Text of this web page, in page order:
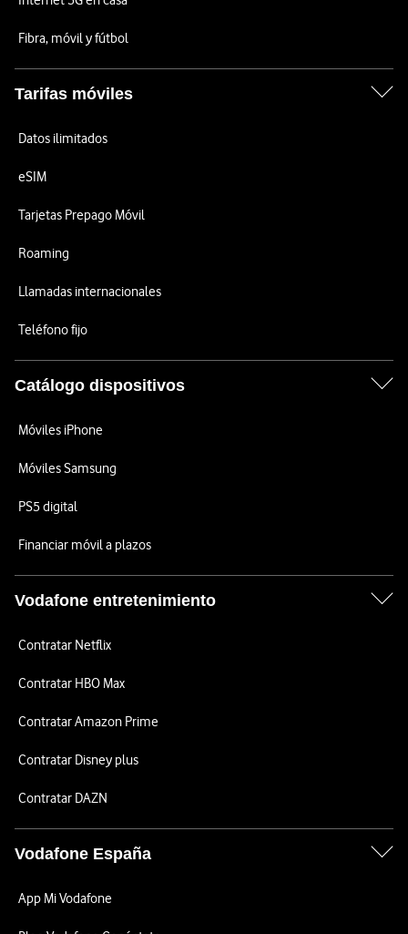
Fibra, móvil y fútbol
Tarifas móviles
Datos ilimitados
eSIM
Tarjetas Prepago Móvil
Roaming
Llamadas internacionales
Teléfono fijo
Catálogo dispositivos
Móviles iPhone
Móviles Samsung
PS5 digital
Financiar móvil a plazos
Vodafone entretenimiento
Contratar Netflix
Contratar HBO Max
Contratar Amazon Prime
Contratar Disney plus
Contratar DAZN
Vodafone España
App Mi Vodafone